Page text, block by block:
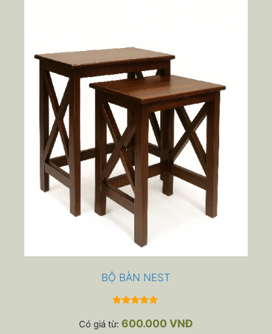
BỘ BÀN NEST
ngoài 5
Có giá từ: 600.000 VNĐ